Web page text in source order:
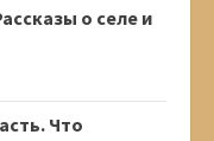
о селе и
Что